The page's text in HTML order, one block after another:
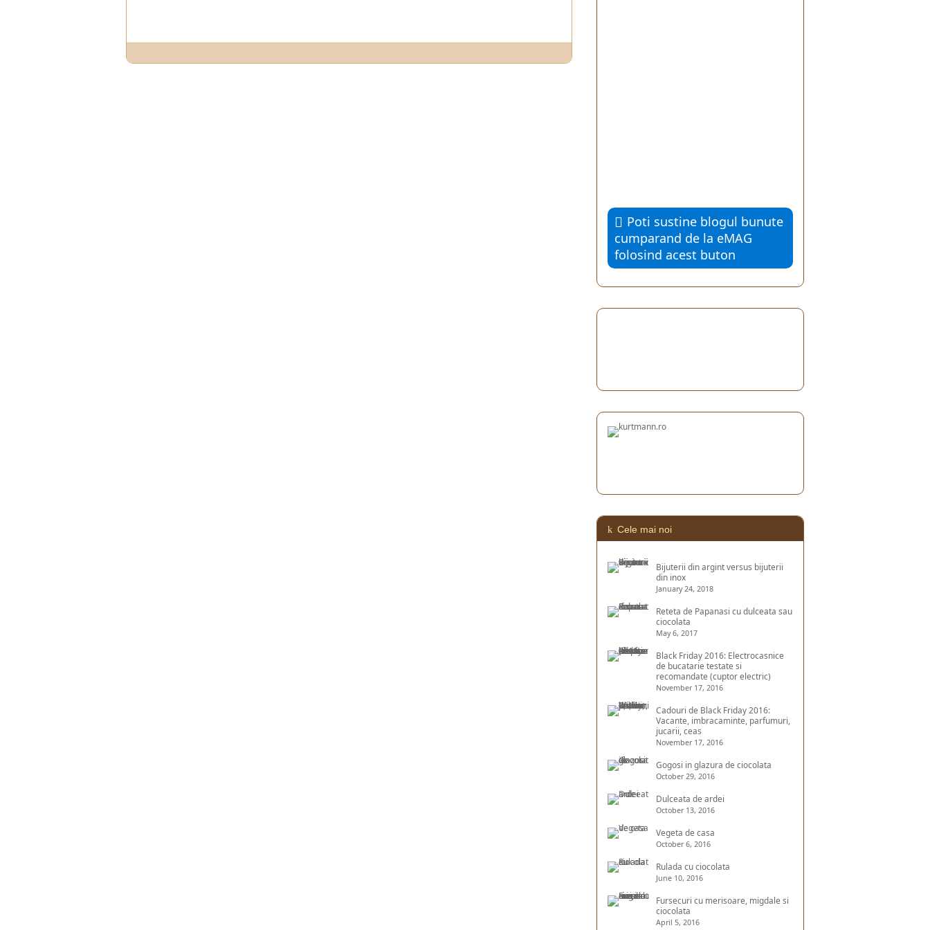
Poti sustine blogul bunute
cumparand de la eMAG
folosind acest buton
Cele mai noi
Bijuterii din argint versus bijuterii
din inox
January 24, 2018
Reteta de Papanasi cu dulceata sau
ciocolata
May 6, 2017
Black Friday 2016: Electrocasnice
de bucatarie testate si
recomandate (cuptor electric)
November 17, 2016
Cadouri de Black Friday 2016:
Vacante, imbracaminte, parfumuri,
jucarii, ceas
November 17, 2016
Gogosi in glazura de ciocolata
October 29, 2016
Dulceata de ardei
October 13, 2016
Vegeta de casa
October 6, 2016
Rulada cu ciocolata
June 10, 2016
Fursecuri cu merisoare, migdale si
ciocolata
April 5, 2016